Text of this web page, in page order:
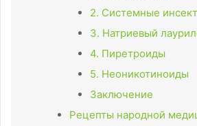
2. Системные
3. Натриевый
4. Пиретроиды
5. Неоникотиноиды
Заключение
Рецепты народной